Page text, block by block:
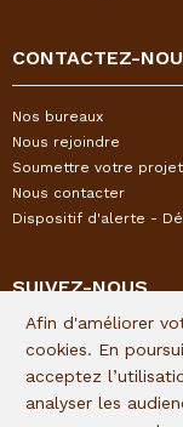
CONTACTEZ-
Nos bureaux
Nous rejoindre
Soumettre votre projet
Nous contacter
Dispositif d'alerte -
SUIVEZ-NOUS
Restez informés de
newsletter
Lien d'inscription
Afin d'améliorer
cookies. En
acceptez
analyser les